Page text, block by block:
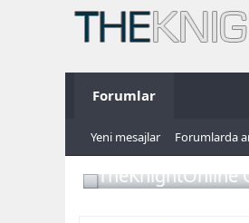
Forumlar
Yeni mesajlar Forumlarda
TheKnightOnline